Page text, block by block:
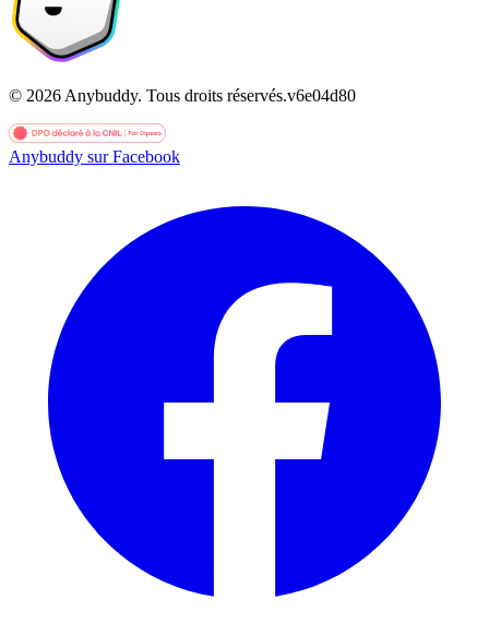
© 2026 Anybuddy. Tous droits réservés.v6e04d80
Anybuddy sur Facebook